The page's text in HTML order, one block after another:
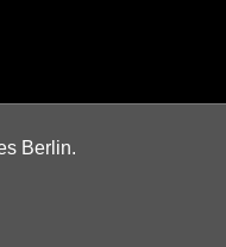
Berlin.